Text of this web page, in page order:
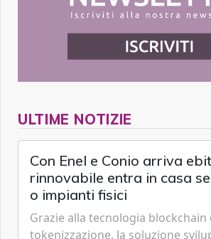
ULTIME NOTIZIE
Con Enel e Conio arriva
rinnovabile entra in casa
o impianti fisici
Grazie alla tecnologia blockchain
tokenizzazione, la soluzione